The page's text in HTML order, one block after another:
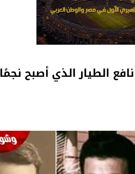
الطيار الذي أصبح نجمًا